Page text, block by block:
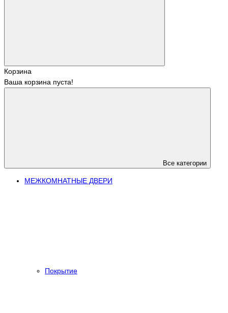
Корзина
Ваша корзина пуста!
Все категории
МЕЖКОМНАТНЫЕ ДВЕРИ
Покрытие